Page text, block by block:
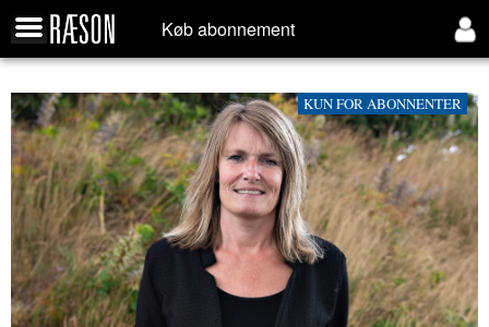
Køb abonnement
KUN FOR ABONNENTER